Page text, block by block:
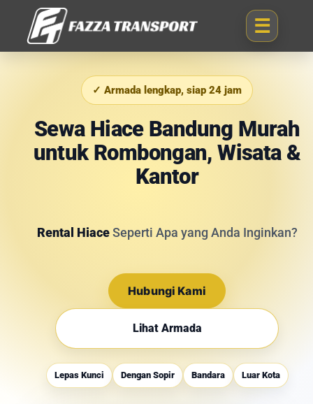
✓ Armada lengkap, siap 24 jam
Sewa Hiace Bandung Murah
untuk Rombongan, Wisata &
Kantor
Rental HiaceSeperti Apa yang Anda Inginkan?
Hubungi Kami
Lihat Armada
Lepas Kunci Dengan Sopir Bandara Luar Kota